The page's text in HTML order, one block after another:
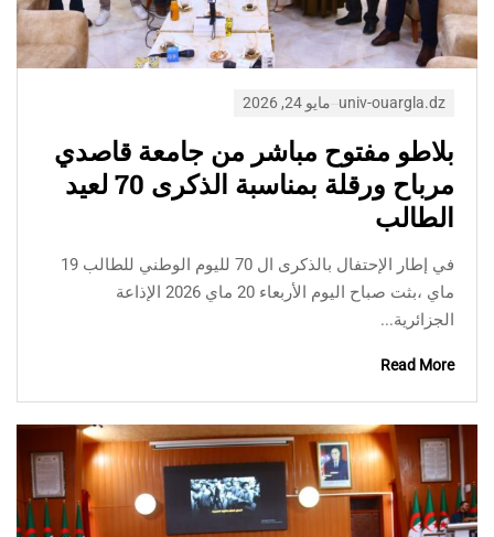
univ-ouargla.dz مايو 24, 2026
بلاطو مفتوح مباشر من جامعة قاصدي
مرباح ورقلة بمناسبة الذكرى 70 لعيد
الطالب
في إطار الإحتفال بالذكرى ال 70 لليوم الوطني للطالب 19
ماي ،بثت صباح اليوم الأربعاء 20 ماي 2026 الإذاعة
الجزائرية...
Read More